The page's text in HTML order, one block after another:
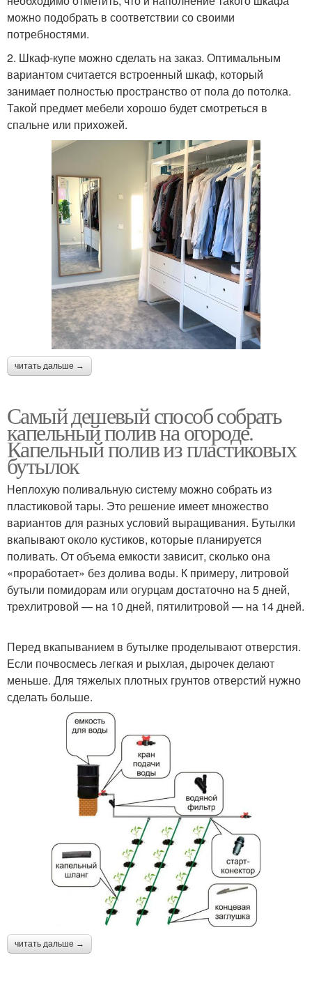
можно подобрать в соответствии со своими
потребностями.
2. Шкаф-купе можно сделать на заказ. Оптимальным
вариантом считается встроенный шкаф, который
занимает полностью пространство от пола до потолка.
Такой предмет мебели хорошо будет смотреться в
спальне или прихожей.
читать дальше →
Самый дешевый способ собрать
капельный полив на огороде.
Капельный полив из пластиковых
бутылок
Неплохую поливальную систему можно собрать из
пластиковой тары. Это решение имеет множество
вариантов для разных условий выращивания. Бутылки
вкапывают около кустиков, которые планируется
поливать. От объема емкости зависит, сколько она
«проработает» без долива воды. К примеру, литровой
бутыли помидорам или огурцам достаточно на 5 дней,
трехлитровой — на 10 дней, пятилитровой — на 14 дней.
Перед вкапыванием в бутылке проделывают отверстия.
Если почвосмесь легкая и рыхлая, дырочек делают
меньше. Для тяжелых плотных грунтов отверстий нужно
сделать больше.
читать дальше →